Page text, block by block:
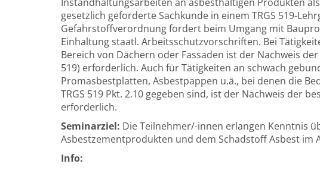
gesetzlich geforderte Sachkunde in einem TRGS 519-
Gefahrstoffverordnung fordert beim Umgang mit
Einhaltung staatl. Arbeitsschutzvorschriften. Bei
Bereich von Dächern oder Fassaden ist der Nachweis
519) erforderlich. Auch für Tätigkeiten an schwach
Promasbestplatten, Asbestpappen u.ä., bei denen die
TRGS 519 Pkt. 2.10 gegeben sind, ist der Nachweis der
erforderlich.
Seminarziel: Die Teilnehmer/-innen erlangen Kenntnis
Asbestzementprodukten und dem Schadstoff Asbest im
Info: